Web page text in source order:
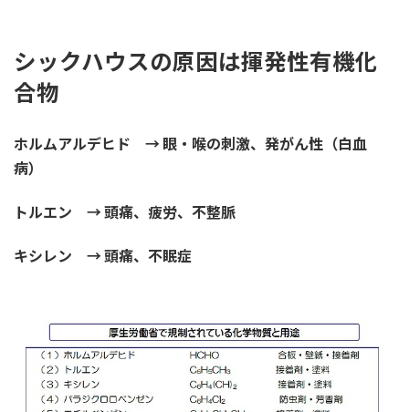
​シックハウスの原因は揮発性有機化
合物
ホルムアルデヒド → 眼・喉の刺激、発がん性（白血
病）
トルエン →頭痛、疲労、不整脈
キシレン → 頭痛、不眠症